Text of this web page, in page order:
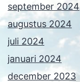
september 2024
augustus 2024
juli 2024
januari 2024
december 2023